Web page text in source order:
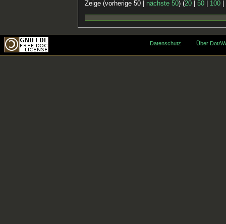
Zeige (vorherige 50 | nächste 50) (20 |50 100
Datenschutz Über